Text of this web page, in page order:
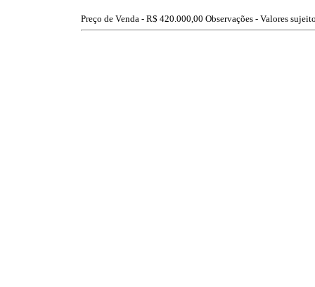
Preço de Venda - R$ 420.000,00 Observações - Valores